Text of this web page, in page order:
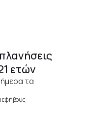
ετών
τα
εφήβους